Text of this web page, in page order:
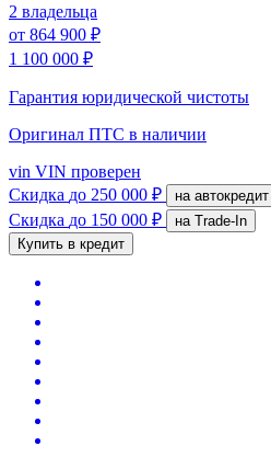
2 владельца
от 864 900 ₽
1 100 000 ₽
Гарантия юридической чистоты
Оригинал ПТС в наличии
vin VIN проверен
Скидка до 250 000 ₽ на автокредит
Скидка до 150 000 ₽
на Trade-In
Купить в кредит